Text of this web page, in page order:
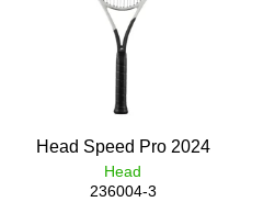
Head Speed Pro 2024
Head
236004-3